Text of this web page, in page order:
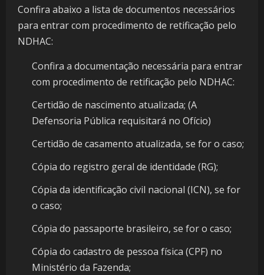
Confira abaixo a lista de documentos necessários
para entrar com procedimento de retificação pelo
NDHAC:
Confira a documentação necessária para entrar
com procedimento de retificação pelo NDHAC:
Certidão de nascimento atualizada; (A
Defensoria Pública requisitará no Ofício)
Certidão de casamento atualizada, se for o caso;
Cópia do registro geral de identidade (RG);
Cópia da identificação civil nacional (ICN), se for
o caso;
Cópia do passaporte brasileiro, se for o caso;
Cópia do cadastro de pessoa física (CPF) no
Ministério da Fazenda;